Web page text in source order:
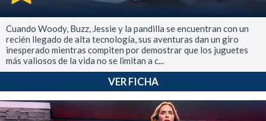
Cuando Woody, Buzz, Jessie y la pandilla se encuentran con un
recién llegado de alta tecnología, sus aventuras dan un giro
inesperado mientras compiten por demostrar que los juguetes
más valiosos de la vida no se limitan a c...
VER FICHA